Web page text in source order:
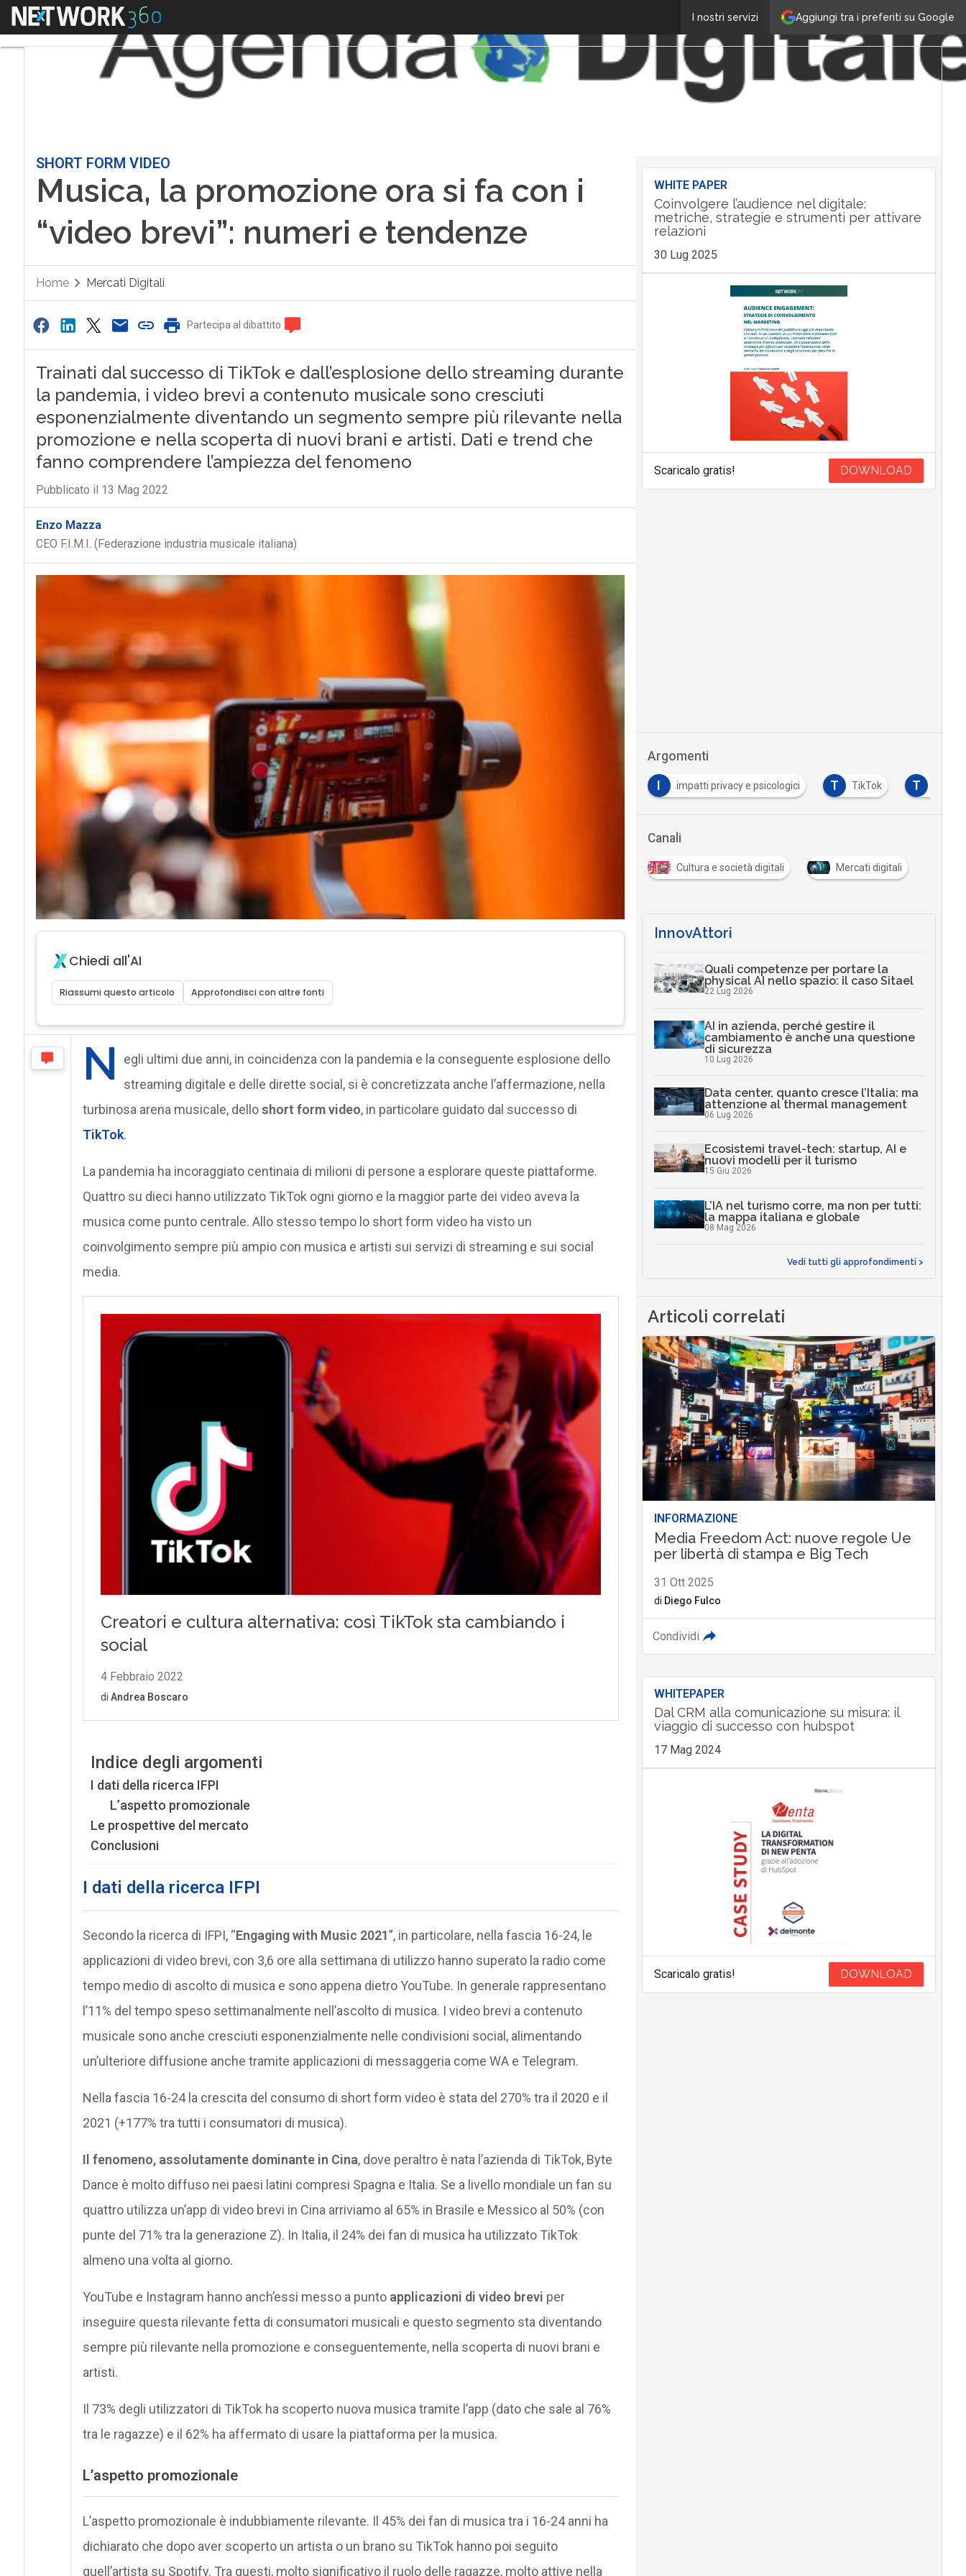
Aggiungi tra i preferiti su Google
I nostri servizi
Menu
SHORT FORM VIDEO
Musica, la promozione ora si fa con i
“video brevi”: numeri e tendenze
Home Mercati Digitali
Partecipa al dibattito
Trainati dal successo di TikTok e dall’esplosione dello streaming durante
la pandemia, i video brevi a contenuto musicale sono cresciuti
esponenzialmente diventando un segmento sempre più rilevante nella
promozione e nella scoperta di nuovi brani e artisti. Dati e trend che
fanno comprendere l’ampiezza del fenomeno
Pubblicato il 13 Mag 2022
Enzo Mazza
CEO F.I.M.I. (Federazione industria musicale italiana)
Chiedi all'AI
Riassumi questo articolo Approfondisci con altre fonti
N
egli ultimi due anni, in coincidenza con la pandemia e la conseguente esplosione dello
streaming digitale e delle dirette social, si è concretizzata anche l’affermazione, nella
turbinosa arena musicale, delloshort form video, in particolare guidato dal successo di
TikTok.
La pandemia ha incoraggiato centinaia di milioni di persone a esplorare queste piattaforme.
Quattro su dieci hanno utilizzato TikTok ogni giorno e la maggior parte dei video aveva la
musica come punto centrale. Allo stesso tempo lo short form video ha visto un
coinvolgimento sempre più ampio con musica e artisti sui servizi di streaming e sui social
media.
Indice degli argomenti
I dati della ricerca IFPI
L’aspetto promozionale
Le prospettive del mercato
Conclusioni
I dati della ricerca IFPI
Secondo la ricerca di IFPI, “Engaging with Music 2021”, in particolare, nella fascia 16-24, le
applicazioni di video brevi, con 3,6 ore alla settimana di utilizzo hanno superato la radio come
tempo medio di ascolto di musica e sono appena dietro YouTube. In generale rappresentano
l’11% del tempo speso settimanalmente nell’ascolto di musica. I video brevi a contenuto
musicale sono anche cresciuti esponenzialmente nelle condivisioni social, alimentando
un’ulteriore diffusione anche tramite applicazioni di messaggeria come WA e Telegram.
Nella fascia 16-24 la crescita del consumo di short form video è stata del 270% tra il 2020 e il
2021 (+177% tra tutti i consumatori di musica).
Il fenomeno, assolutamente dominante in Cina, dove peraltro è nata l’azienda di TikTok, Byte
Dance è molto diffuso nei paesi latini compresi Spagna e Italia. Se a livello mondiale un fan su
quattro utilizza un’app di video brevi in Cina arriviamo al 65% in Brasile e Messico al 50% (con
punte del 71% tra la generazione Z). In Italia, il 24% dei fan di musica ha utilizzato TikTok
almeno una volta al giorno.
YouTube e Instagram hanno anch’essi messo a punto applicazioni di video brevi per
inseguire questa rilevante fetta di consumatori musicali e questo segmento sta diventando
sempre più rilevante nella promozione e conseguentemente, nella scoperta di nuovi brani e
artisti.
Il 73% degli utilizzatori di TikTok ha scoperto nuova musica tramite l’app (dato che sale al 76%
tra le ragazze) e il 62% ha affermato di usare la piattaforma per la musica.
L’aspetto promozionale
L’aspetto promozionale è indubbiamente rilevante. Il 45% dei fan di musica tra i 16-24 anni ha
dichiarato che dopo aver scoperto un artista o un brano su TikTok hanno poi seguito
quell’artista su Spotify. Tra questi, molto significativo il ruolo delle ragazze, molto attive nella
WHITE PAPER
Coinvolgere l’audience nel digitale:
metriche, strategie e strumenti per attivare
relazioni
30 Lug 2025
Scaricalo gratis! DOWNLOAD
Argomenti
impatti privacy e psicologici T TikTok T
Canali
Cultura e società digitali Mercati digitali
InnovAttori
Quali competenze per portare la
physical AI nello spazio: il caso Sitael
22 Lug 2026
AI in azienda, perché gestire il
cambiamento è anche una questione
di sicurezza
10 Lug 2026
Data center, quanto cresce l’Italia: ma
attenzione al thermal management
06 Lug 2026
Ecosistemi travel-tech: startup, AI e
nuovi modelli per il turismo
15 Giu 2026
L’IA nel turismo corre, ma non per tutti:
la mappa italiana e globale
08 Mag 2026
Vedi tutti gli approfondimenti >
Articoli correlati
INFORMAZIONE
Media Freedom Act: nuove regole Ue
per libertà di stampa e Big Tech
31 Ott 2025
di Diego Fulco
Condividi
WHITEPAPER
Dal CRM alla comunicazione su misura: il
viaggio di successo con hubspot
17 Mag 2024
Scaricalo gratis! DOWNLOAD